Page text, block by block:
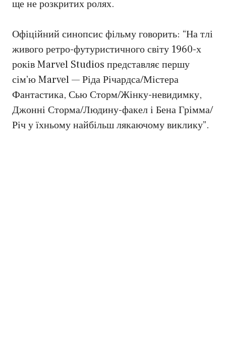
ще не розкритих ролях.
Офіційний синопсис фільму говорить: “На тлі
живого ретро-футуристичного світу 1960-х
років Marvel Studios представляє першу
сім’ю Marvel — Ріда Річардса/Містера
Фантастика, Сью Сторм/Жінку-невидимку,
Джонні Сторма/Людину-факел і Бена Грімма/
Річ у їхньому найбільш лякаючому виклику”.